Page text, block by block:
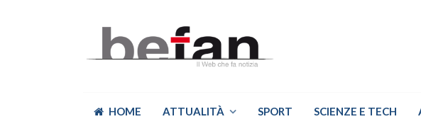
HOME ATTUALITÀ SPORT SCIENZE E TECH